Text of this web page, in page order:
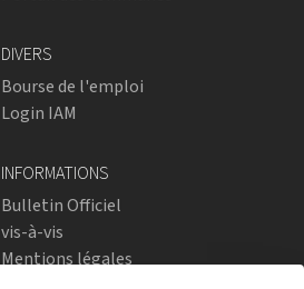
DIVERS
Bourse de l'emploi
Login IAM
INFORMATIONS
Bulletin Officiel
vis-à-vis
Mentions légales